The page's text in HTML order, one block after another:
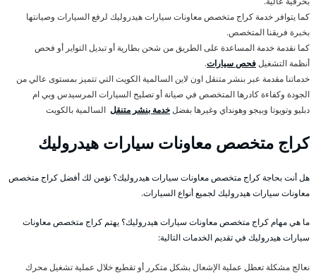
كما يتوافر خدمة كراج متخصص معاونات سيارات هيدروليك لرفع السيارات وصيانتها
بخبرة فريقنا المتخصص.
كما نقدمة خدمة المساعدة على الطريق من شحن بطارية أو تبديل التواير أو فحص
أنظمة التشغيلفحص سيارات.
خدماتنا مقدمة عبر بنشر متنقل اون لاين السالمية الكويت التي تتميز بمستوى عالي من
الجودة وكفاءة كادرها المتخصص في صيانة أو تصليح السيارات المرسيدس وبي ام
دبليو وتويوتا وبيجو وهونداي وغيرها بفضلخدمة بنشر متنقل السالمية بالكويت
كراج متخصص معاونات سيارات هيدروليك
هل أنت بحاجة كراج متخصص معاونات سيارات هيدروليك؟ نؤمن لك أفضل كراج متخصص
معاونات سيارات هيدروليك لجميع أنواع السيارات.
ما هي مهام كراج متخصص معاونات سيارات هيدروليك؟ يهتم كراج متخصص معاونات
سيارات هيدروليك في تقديم الخدمات التالية:
نعالج مشكلة تعطل عملية الإشعال بشكل متكرر أو تقطيع خلال عملية تشغيل محرك